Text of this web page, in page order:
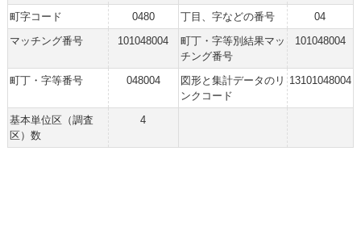
町字コード
0480 丁目、字などの番号
04
マッチング番号
101048004
町丁・字等別結果マッ
チング番号
101048004
町丁・字等番号 048004
図形と集計データのリ
ンクコード
13101048004
基本単位区（調査
区）数
4